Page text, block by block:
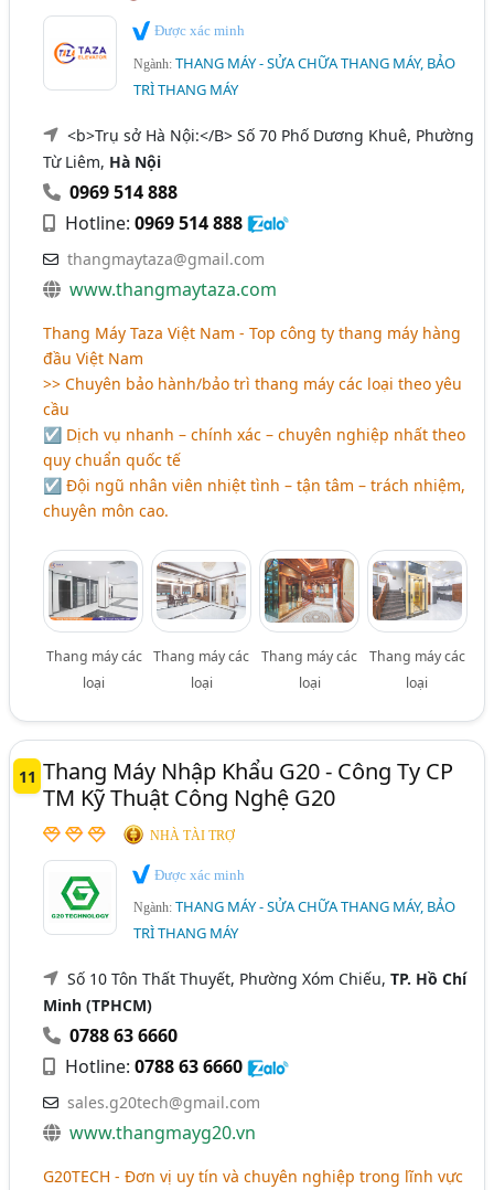
Được xác minh
Ngành:THANG MÁY - SỬA CHỮA THANG MÁY, BẢO
TRÌ THANG MÁY
<b>Trụ sở Hà Nội:</B> Số 70 Phố Dương Khuê, Phường
Từ Liêm, Hà Nội
0969 514 888
Hotline:0969 514 888
thangmaytaza@gmail.com
www.thangmaytaza.com
Thang Máy Taza Việt Nam - Top công ty thang máy hàng
đầu Việt Nam
>> Chuyên bảo hành/bảo trì thang máy các loại theo yêu
cầu
☑ Dịch vụ nhanh – chính xác – chuyên nghiệp nhất theo
quy chuẩn quốc tế
☑ Đội ngũ nhân viên nhiệt tình – tận tâm – trách nhiệm,
chuyên môn cao.
Thang máy các
loại
Thang máy các
loại
Thang máy các
loại
Thang máy các
loại
11 Thang Máy Nhập Khẩu G20 - Công Ty CP
TM Kỹ Thuật Công Nghệ G20
NHÀ TÀI TRỢ
Được xác minh
Ngành:THANG MÁY - SỬA CHỮA THANG MÁY, BẢO
TRÌ THANG MÁY
Số 10 Tôn Thất Thuyết, Phường Xóm Chiếu,TP. Hồ Chí
Minh (TPHCM)
0788 63 6660
Hotline:0788 63 6660
sales.g20tech@gmail.com
www.thangmayg20.vn
G20TECH - Đơn vị uy tín và chuyên nghiệp trong lĩnh vực